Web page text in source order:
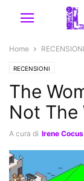
Home RECENSIONI
RECENSIONI
The
Not The
A cura di Irene Cocus